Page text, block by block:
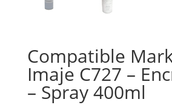
Compatible
Imaje C727 –
– Spray 400ml